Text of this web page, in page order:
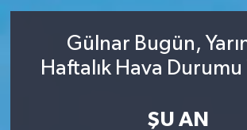
Gülnar Bugün,
Haftalık Hava Durumu
ŞU AN
Ekonomi
Spor
Trafik Durumu
TFF 3.Lig 4.Grup Puan Durumu